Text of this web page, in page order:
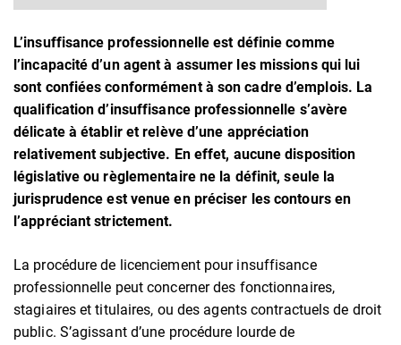
L’insuffisance professionnelle est définie comme
l’incapacité d’un agent à assumer les missions qui lui
sont confiées conformément à son cadre d’emplois. La
qualification d’insuffisance professionnelle s’avère
délicate à établir et relève d’une appréciation
relativement subjective. En effet, aucune disposition
législative ou règlementaire ne la définit, seule la
jurisprudence est venue en préciser les contours en
l’appréciant strictement.
La procédure de licenciement pour insuffisance
professionnelle peut concerner des fonctionnaires,
stagiaires et titulaires, ou des agents contractuels de droit
public. S’agissant d’une procédure lourde de